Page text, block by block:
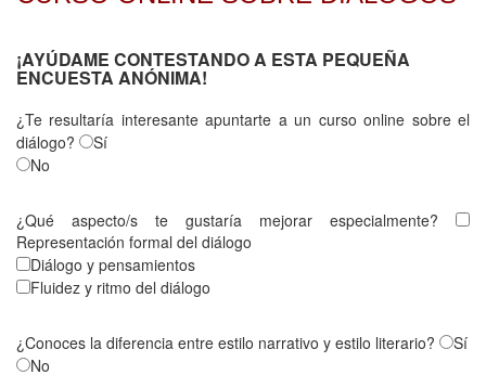
¡AYÚDAME CONTESTANDO A ESTA PEQUEÑA
ENCUESTA ANÓNIMA!
¿Te resultaría interesante apuntarte a un curso online sobre el
diálogo?
Sí
No
¿Qué aspecto/s te gustaría mejorar especialmente?
Representación formal del diálogo
Diálogo y pensamientos
Fluidez y ritmo del diálogo
¿Conoces la diferencia entre estilo narrativo y estilo literario?
Sí
No